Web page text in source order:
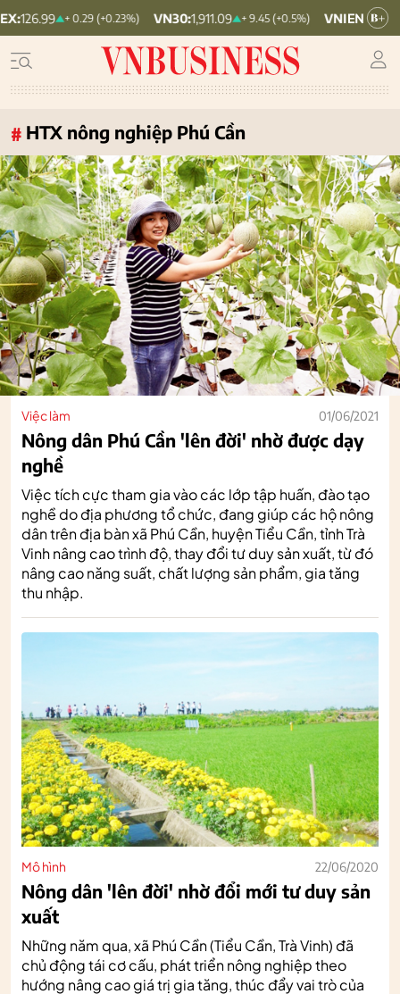
+ 0.29 (+0.23%) VN30:1,911.09 + 9.45 (+0.5%) VNINDEX: 1,768.06
# HTX nông nghiệp Phú Cần
Việc làm 01/06/2021
Nông dân Phú Cần 'lên đời' nhờ được dạy
nghề
Việc tích cực tham gia vào các lớp tập huấn, đào tạo
nghề do địa phương tổ chức, đang giúp các hộ nông
dân trên địa bàn xã Phú Cần, huyện Tiểu Cần, tỉnh Trà
Vinh nâng cao trình độ, thay đổi tư duy sản xuất, từ đó
nâng cao năng suất, chất lượng sản phẩm, gia tăng
thu nhập.
Mô hình 22/06/2020
Nông dân 'lên đời' nhờ đổi mới tư duy sản
xuất
Những năm qua, xã Phú Cần (Tiểu Cần, Trà Vinh) đã
chủ động tái cơ cấu, phát triển nông nghiệp theo
hướng nâng cao giá trị gia tăng, thúc đẩy vai trò của